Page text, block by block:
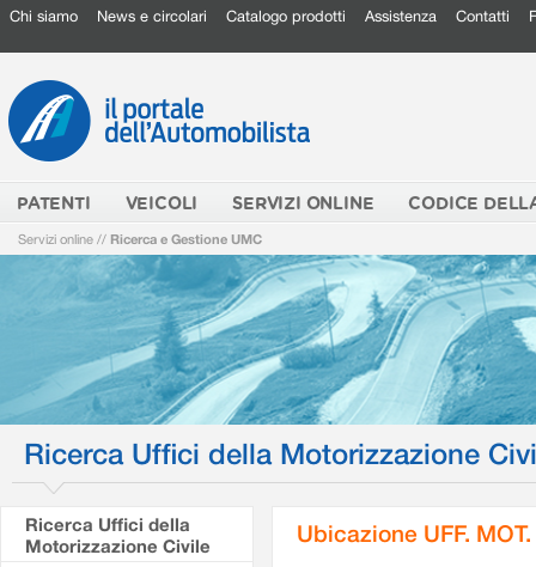
Chi siamo News e circolari Catalogo prodotti Assistenza Contatti
PATENTI VEICOLI SERVIZI ONLINE CODICE
Servizi online // Ricerca e Gestione UMC
Ricerca Uffici della Motorizzazione
Ricerca Uffici della
Motorizzazione Civile
Ubicazione UFF.